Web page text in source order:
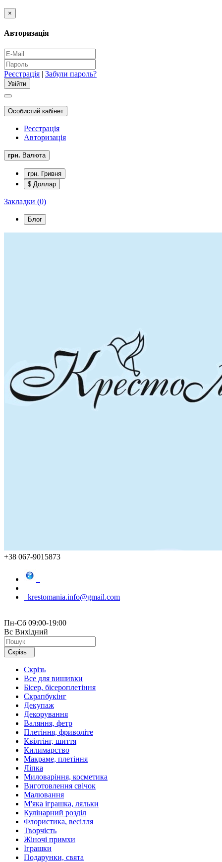
×
Авторизація
Реєстрація | Забули пароль?
Особистий кабінет
Реєстрація
Авторизація
грн. Валюта
грн. Гривня
$ Доллар
Закладки (0)
Блог
+38 067-9015873
krestomania.info@gmail.com
Пн-Сб 09:00-19:00
Вс Вихідний
Скрізь
Скрізь
Все для вишивки
Бісер, бісероплетіння
Скрапбукінг
Декупаж
Декорування
Валяння, фетр
Плетіння, фриволіте
Квілтінг, шиття
Килимарство
Макраме, плетіння
Ліпка
Миловаріння, косметика
Виготовлення свічок
Малювання
М'яка іграшка, ляльки
Кулінарний розділ
Флористика, весілля
Творчість
Жіночі примхи
Іграшки
Подарунки, свята